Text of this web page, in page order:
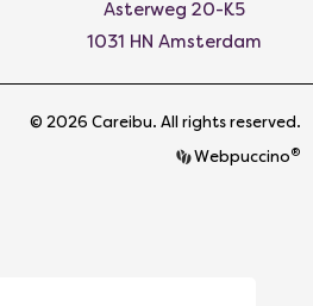
Asterweg 20-K5
1031 HN Amsterdam
© 2026 Careibu. All rights reserved.
Webpuccino ®